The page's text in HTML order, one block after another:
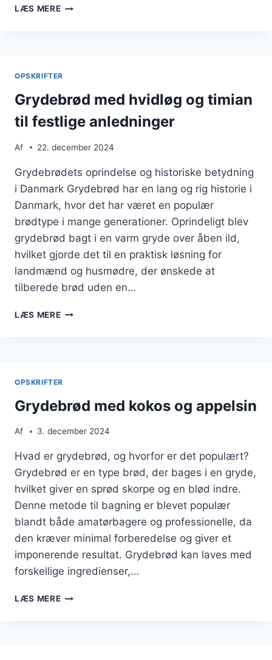
LÆS MEREGRYDEBRØD
OPSKRIFTER
Grydebrød med hvidløg og timian
til festlige anledninger
Af 22. december 2024
Grydebrødets oprindelse og historiske betydning
i Danmark Grydebrød har en lang og rig historie i
Danmark, hvor det har været en populær
brødtype i mange generationer. Oprindeligt blev
grydebrød bagt i en varm gryde over åben ild,
hvilket gjorde det til en praktisk løsning for
landmænd og husmødre, der ønskede at
tilberede brød uden en…
LÆS MEREGRYDEBRØD
ANLEDNINGER
OPSKRIFTER
Grydebrød med kokos og appelsin
Af 3. december 2024
Hvad er grydebrød, og hvorfor er det populært?
Grydebrød er en type brød, der bages i en gryde,
hvilket giver en sprød skorpe og en blød indre.
Denne metode til bagning er blevet populær
blandt både amatørbagere og professionelle, da
den kræver minimal forberedelse og giver et
imponerende resultat. Grydebrød kan laves med
forskellige ingredienser,…
LÆS MEREGRYDEBRØD